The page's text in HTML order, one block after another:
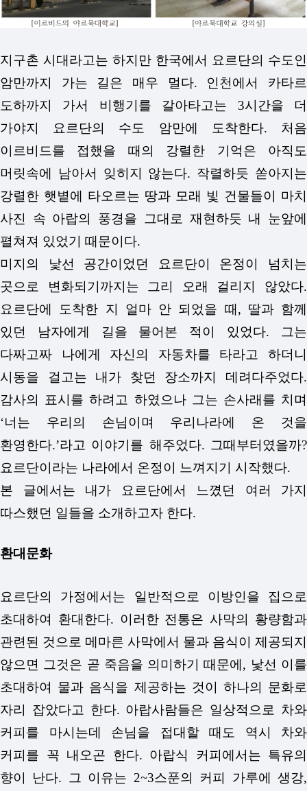
지구촌 시대라고는 하지만 한국에서 요르단의 수도인
암만까지 가는 길은 매우 멀다. 인천에서 카타르
도하까지 가서 비행기를 갈아타고는 3시간을 더
가야지 요르단의 수도 암만에 도착한다. 처음
이르비드를 접했을 때의 강렬한 기억은 아직도
머릿속에 남아서 잊히지 않는다. 작렬하듯 쏟아지는
강렬한 햇볕에 타오르는 땅과 모래 빛 건물들이 마치
사진 속 아랍의 풍경을 그대로 재현하듯 내 눈앞에
펼쳐져 있었기 때문이다.
미지의 낯선 공간이었던 요르단이 온정이 넘치는
곳으로 변화되기까지는 그리 오래 걸리지 않았다.
요르단에 도착한 지 얼마 안 되었을 때, 딸과 함께
있던 남자에게 길을 물어본 적이 있었다. 그는
다짜고짜 나에게 자신의 자동차를 타라고 하더니
시동을 걸고는 내가 찾던 장소까지 데려다주었다.
감사의 표시를 하려고 하였으나 그는 손사래를 치며
‘너는 우리의 손님이며 우리나라에 온 것을
환영한다.’라고 이야기를 해주었다. 그때부터였을까?
요르단이라는 나라에서 온정이 느껴지기 시작했다.
본 글에서는 내가 요르단에서 느꼈던 여러 가지
따스했던 일들을 소개하고자 한다.
환대문화
요르단의 가정에서는 일반적으로 이방인을 집으로
초대하여 환대한다. 이러한 전통은 사막의 황량함과
관련된 것으로 메마른 사막에서 물과 음식이 제공되지
않으면 그것은 곧 죽음을 의미하기 때문에, 낯선 이를
초대하여 물과 음식을 제공하는 것이 하나의 문화로
자리 잡았다고 한다. 아랍사람들은 일상적으로 차와
커피를 마시는데 손님을 접대할 때도 역시 차와
커피를 꼭 내오곤 한다. 아랍식 커피에서는 특유의
향이 난다. 그 이유는 2~3스푼의 커피 가루에 생강,